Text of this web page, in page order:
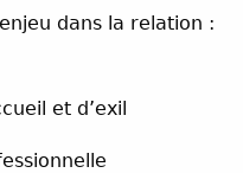
dans la relation :
et d’exil